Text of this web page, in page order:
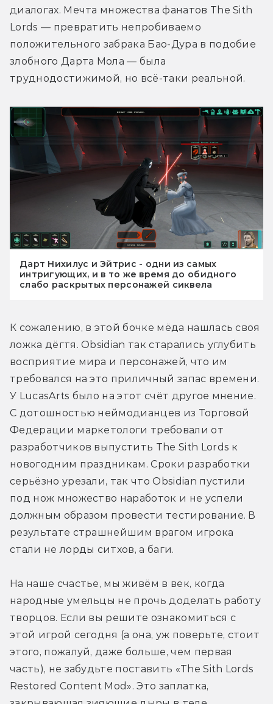
диалогах. Мечта множества фанатов The Sith
Lords — превратить непробиваемо
положительного забрака Бао-Дура в подобие
злобного Дарта Мола — была
труднодостижимой, но всё-таки реальной.
Дарт Нихилус и Эйтрис - одни из самых
интригующих, и в то же время до обидного
слабо раскрытых персонажей сиквела
К сожалению, в этой бочке мёда нашлась своя
ложка дёгтя. Obsidian так старались углубить
восприятие мира и персонажей, что им
требовался на это приличный запас времени.
У LucasArts было на этот счёт другое мнение.
С дотошностью неймодианцев из Торговой
Федерации маркетологи требовали от
разработчиков выпустить The Sith Lords к
новогодним праздникам. Сроки разработки
серьёзно урезали, так что Obsidian пустили
под нож множество наработок и не успели
должным образом провести тестирование. В
результате страшнейшим врагом игрока
стали не лорды ситхов, а баги.
На наше счастье, мы живём в век, когда
народные умельцы не прочь доделать работу
творцов. Если вы решите ознакомиться с
этой игрой сегодня (а она, уж поверьте, стоит
этого, пожалуй, даже больше, чем первая
часть), не забудьте поставить «The Sith Lords
Restored Content Mod». Это заплатка,